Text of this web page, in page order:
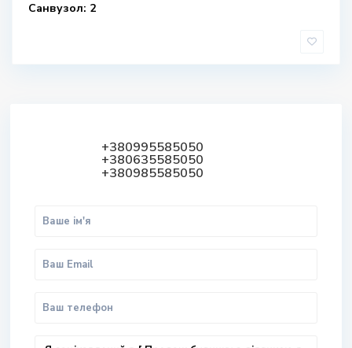
Санвузол: 2
+380995585050
+380635585050
+380985585050